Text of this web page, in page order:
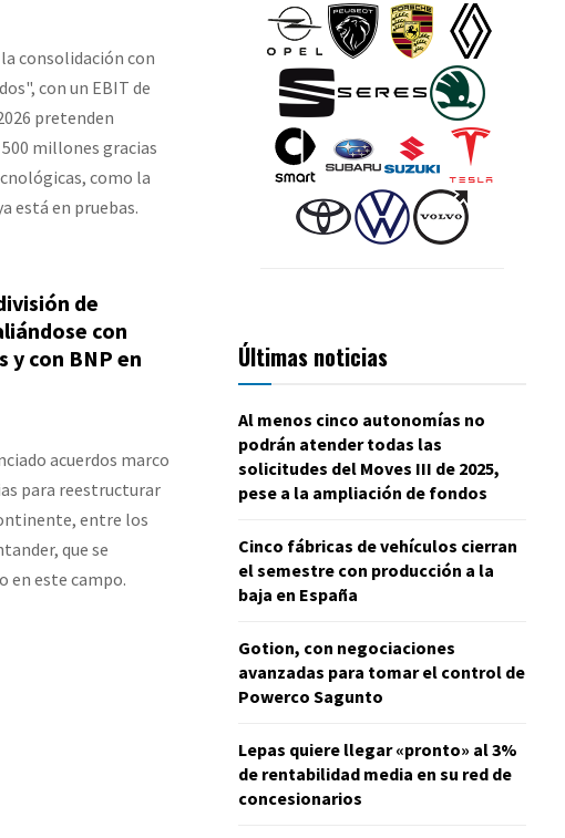
consolidación con
con un EBIT de
pretenden
millones gracias
como la
está en pruebas.
de
con
y con BNP en
acuerdos marco
para reestructurar
entre los
que se
en este campo.
Últimas noticias
Al menos cinco autonomías no
podrán atender todas las
solicitudes del Moves III de 2025,
pese a la ampliación de fondos
Cinco fábricas de vehículos cierran
el semestre con producción a la
baja en España
Gotion, con negociaciones
avanzadas para tomar el control de
Powerco Sagunto
Lepas quiere llegar «pronto» al 3%
de rentabilidad media en su red de
concesionarios